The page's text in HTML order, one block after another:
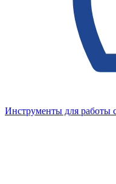
Инструменты для работы